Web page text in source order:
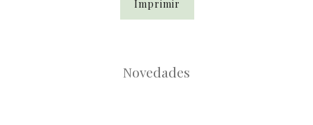
Imprimir
Novedades